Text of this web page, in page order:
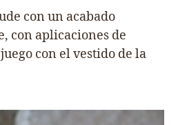
con un acabado
con aplicaciones de
con el vestido de la